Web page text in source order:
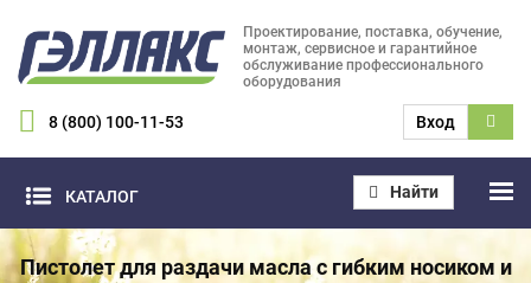
Проектирование, поставка, обучение,
монтаж, сервисное и гарантийное
обслуживание профессионального
оборудования
8 (800) 100-11-53 Вход
КАТАЛОГ Найти
Пистолет для раздачи масла с гибким носиком и